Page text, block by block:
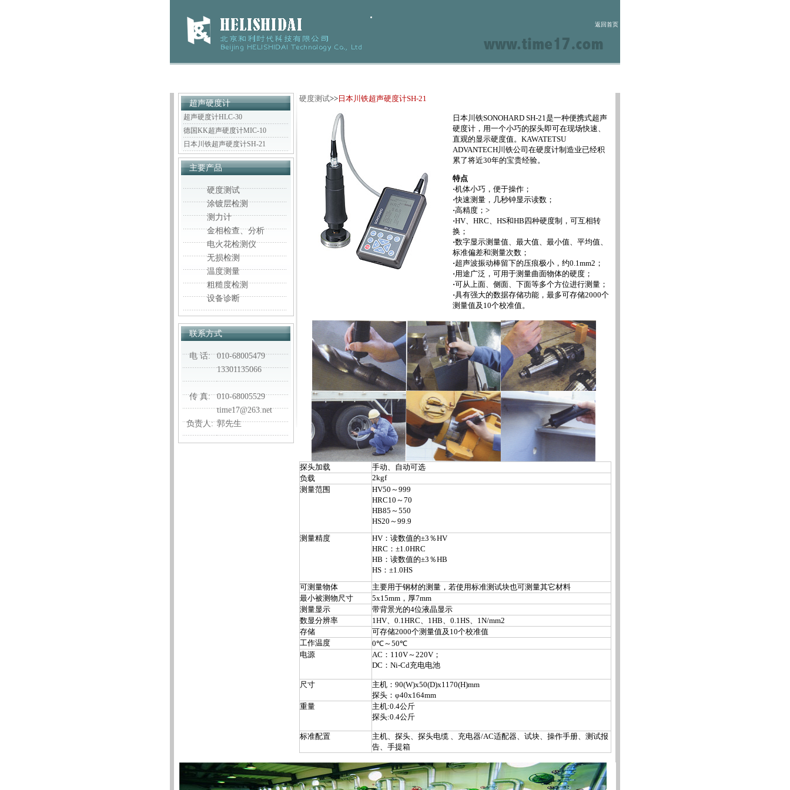
返回首页
超声硬度计
超声硬度计HLC-30
德国KK超声硬度计MIC-10
日本川铁超声硬度计SH-21
主要产品
硬度测试
涂镀层检测
测力计
金相检查、分析
电火花检测仪
无损检测
温度测量
粗糙度检测
设备诊断
联系方式
电 话:
传 真:
负责人:
010-68005479
13301135066
010-68005529
time17@263.net
郭先生
硬度测试>> 日本川铁超声硬度计SH-21
日本川铁SONOHARD SH-21是一种便携式超声
硬度计，用一个小巧的探头即可在现场快速、
直观的显示硬度值。KAWATETSU
ADVANTECH川铁公司在硬度计制造业已经积
累了将近30年的宝贵经验。
特点
·机体小巧，便于操作；
·快速测量，几秒钟显示读数；
·高精度；>
·HV、HRC、HS和HB四种硬度制，可互相转
换；
·数字显示测量值、最大值、最小值、平均值、
标准偏差和测量次数；
·超声波振动棒留下的压痕极小，约0.1mm2；
·用途广泛，可用于测量曲面物体的硬度；
·可从上面、侧面、下面等多个方位进行测量；
·具有强大的数据存储功能，最多可存储2000个
测量值及10个校准值。
探头加载
手动、自动可选
负载
2kgf
测量范围
HV50～999
HRC10～70
HB85～550
HS20～99.9
测量精度
HV：读数值的±3％HV
HRC：±1.0HRC
HB：读数值的±3％HB
HS：±1.0HS
可测量物体
主要用于钢材的测量，若使用标准测试块也可测量其它材料
最小被测物尺寸
5x15mm，厚7mm
测量显示
带背景光的4位液晶显示
数显分辨率
1HV、0.1HRC、1HB、0.1HS、1N/mm2
存储
可存储2000个测量值及10个校准值
工作温度
0℃～50℃
电源
AC：110V～220V；
DC：Ni-Cd充电电池
尺寸
主机：90(W)x50(D)x1170(H)mm
探头：φ40x164mm
重量
主机:0.4公斤
探头:0.4公斤
标准配置
主机、探头、探头电缆 、充电器/AC适配器、试块、操作手册、测试报
告、手提箱